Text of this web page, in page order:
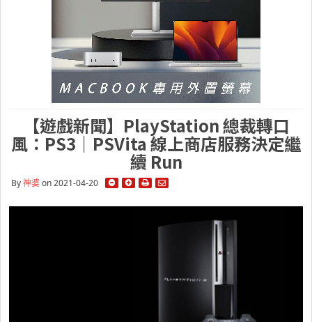
【遊戲新聞】PlayStation 總裁轉口
風：PS3｜PSVita 線上商店服務決定繼
續 Run
By神婆on 2021-04-20